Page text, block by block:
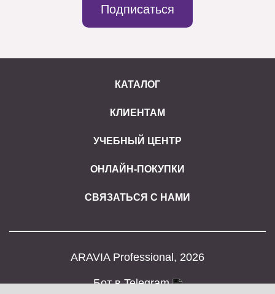
Подписаться
КАТАЛОГ
КЛИЕНТАМ
УЧЕБНЫЙ ЦЕНТР
ОНЛАЙН-ПОКУПКИ
СВЯЗАТЬСЯ С НАМИ
ARAVIA Professional, 2026
Бот в Telegram